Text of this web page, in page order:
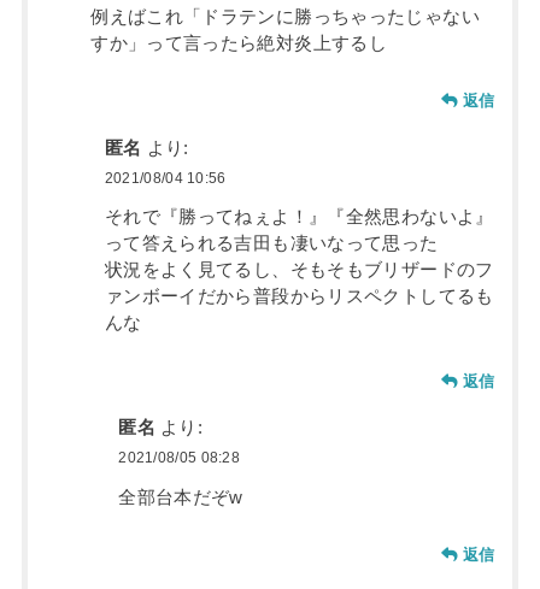
例えばこれ「ドラテンに勝っちゃったじゃない
すか」って言ったら絶対炎上するし
返信
匿名 より:
2021/08/04 10:56
それで『勝ってねぇよ！』『全然思わないよ』
って答えられる吉田も凄いなって思った
状況をよく見てるし、そもそもブリザードのフ
ァンボーイだから普段からリスペクトしてるも
んな
返信
匿名 より:
2021/08/05 08:28
全部台本だぞw
返信